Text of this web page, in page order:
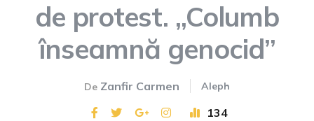
de protest. „Columb
înseamnă genocid”
De Zanfir Carmen Aleph
134